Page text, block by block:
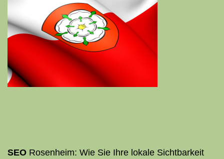
SEO Rosenheim: Wie Sie Ihre lokale Sichtbarkeit